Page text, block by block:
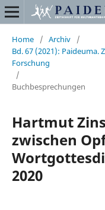
Home / Archiv
/
Bd. 67 (2021):
Forschung
/
Buchbesprechungen
Hartmut
zwischen
2020